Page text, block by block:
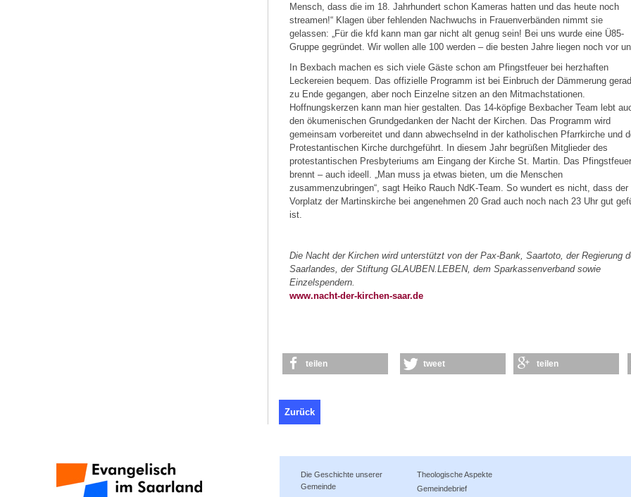
Mensch, dass die im 18. Jahrhundert schon Kameras hatten und das heute noch
streamen!“ Klagen über fehlenden Nachwuchs in Frauenverbänden nimmt sie
gelassen: „Für die kfd kann man gar nicht alt genug sein! Bei uns wurde eine Ü85-
Gruppe gegründet. Wir wollen alle 100 werden – die besten Jahre liegen noch vor
In Bexbach machen es sich viele Gäste schon am Pfingstfeuer bei herzhaften
Leckereien bequem. Das offizielle Programm ist bei Einbruch der Dämmerung
zu Ende gegangen, aber noch Einzelne sitzen an den Mitmachstationen.
Hoffnungskerzen kann man hier gestalten. Das 14-köpfige Bexbacher Team lebt
den ökumenischen Grundgedanken der Nacht der Kirchen. Das Programm wird
gemeinsam vorbereitet und dann abwechselnd in der katholischen Pfarrkirche und
Protestantischen Kirche durchgeführt. In diesem Jahr begrüßen Mitglieder des
protestantischen Presbyteriums am Eingang der Kirche St. Martin. Das Pfingstfeuer
brennt – auch ideell. „Man muss ja etwas bieten, um die Menschen
zusammenzubringen“, sagt Heiko Rauch NdK-Team. So wundert es nicht, dass der
Vorplatz der Martinskirche bei angenehmen 20 Grad auch noch nach 23 Uhr gut
ist.
Die Nacht der Kirchen wird unterstützt von der Pax-Bank, Saartoto, der Regierung
Saarlandes, der Stiftung GLAUBEN.LEBEN, dem Sparkassenverband sowie
Einzelspendern.
www.nacht-der-kirchen-saar.de
teilen tweet teilen
Zurück
Die Geschichte unserer
Gemeinde
Theologische Aspekte
Gemeindebrief